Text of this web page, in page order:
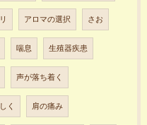
アロマの選択 さお
喘息 生殖器疾患
声が落ち着く
く 肩の痛み